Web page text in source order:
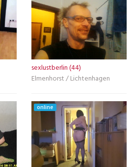
sexlustberlin (44)
Elmenhorst / Lichtenhagen
online